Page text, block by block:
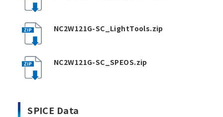
NC2W121G-SC_LightTools.zip
NC2W121G-SC_SPEOS.zip
SPICE Data